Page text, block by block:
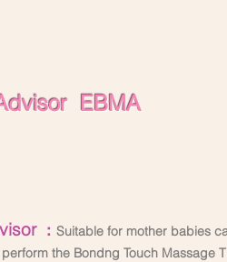
EBMA
： Suitable for mother babies
the Bondng Touch Massage